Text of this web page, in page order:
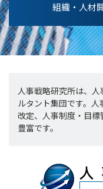
組織・人材
人事戦略研究所は、
ルタント集団です。
改定、人事制度・目
豊富です。